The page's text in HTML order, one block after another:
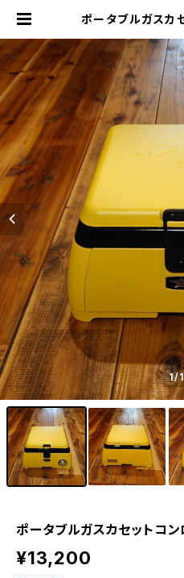
ポータブルガスカ
1/
ポータブルガスカセットコン
¥13,200